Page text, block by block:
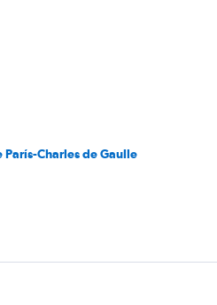
París-Charles de Gaulle